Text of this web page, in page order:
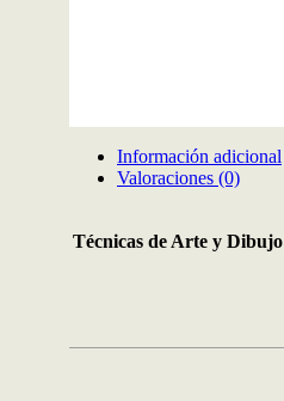
Información adicional
Valoraciones (0)
Técnicas de Arte y Dibujo